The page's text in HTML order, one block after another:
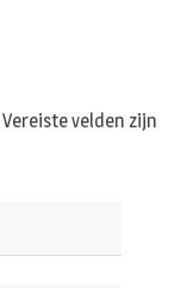
Vereiste velden zijn